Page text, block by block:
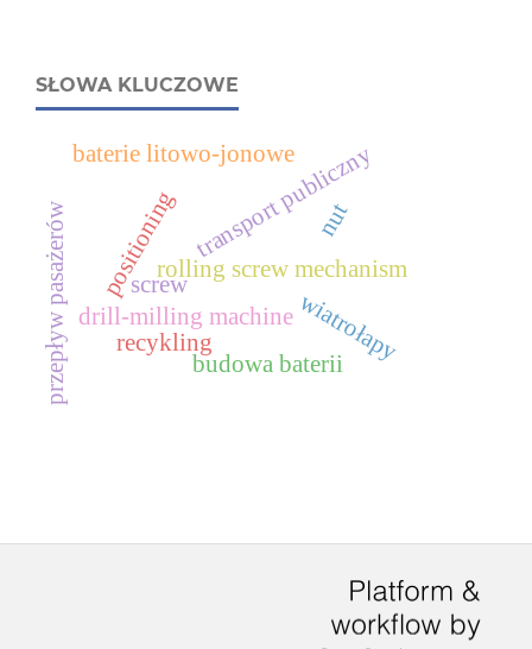
SŁOWA KLUCZOWE
screw
rolling screw mechanism
nut
positioning
drill-milling machine
przepływ pasażerów wiatrołapy
transport publiczny
recykling
budowa baterii
baterie litowo-jonowe